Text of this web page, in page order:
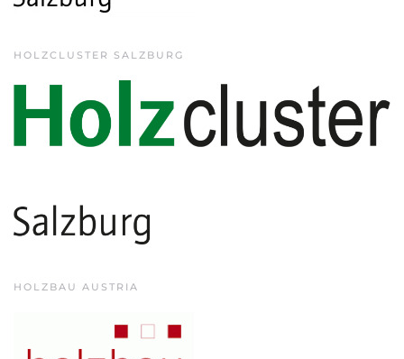
HOLZCLUSTER SALZBURG
HOLZBAU AUSTRIA